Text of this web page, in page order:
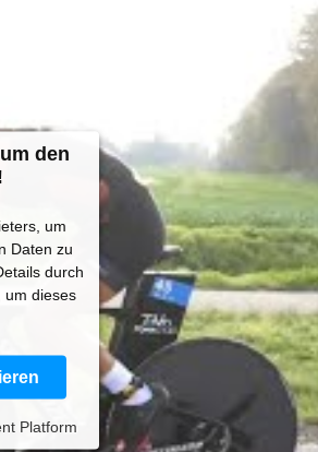
den
um
Daten zu
durch
um dieses
Platform